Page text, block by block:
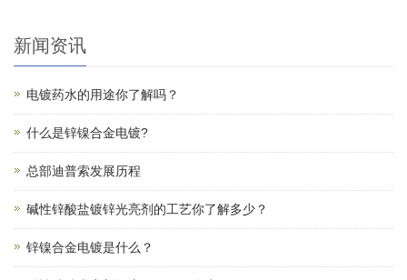
新闻资讯
电镀药水的用途你了解吗？
什么是锌镍合金电镀?
总部迪普索发展历程
碱性锌酸盐镀锌光亮剂的工艺你了解多少？
锌镍合金电镀是什么？